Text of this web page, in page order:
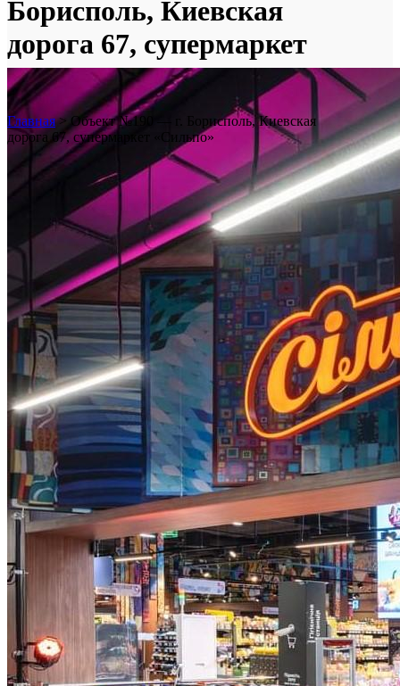
Борисполь, Киевская
дорога 67, супермаркет
«Сильпо»
Главная> Объект №190 — г. Борисполь, Киевская
дорога 67, супермаркет «Сильпо»